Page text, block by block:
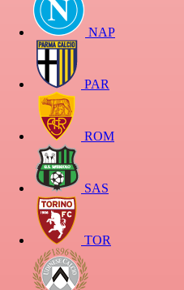
NAP
PAR
ROM
SAS
TOR